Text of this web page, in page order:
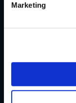
Marketing